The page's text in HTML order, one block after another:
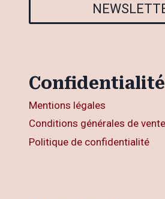
Confidentialité
Mentions légales
Conditions générales de
Politique de confidentialité